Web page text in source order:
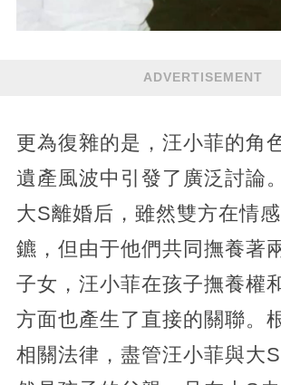
ADVERTISEMENT
更為復雜的是，汪小菲的角
遺產風波中引發了廣泛討論
大S離婚后，雖然雙方在情
鑣，但由于他們共同撫養著
子女，汪小菲在孩子撫養權
方面也產生了直接的關聯。
相關法律，盡管汪小菲與大